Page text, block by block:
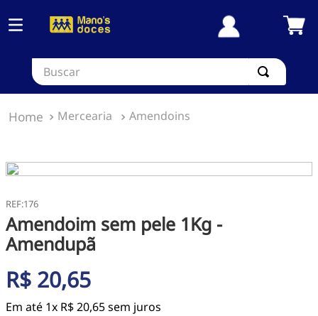
Buscar
Mercearia Amendoins
:176
Amendoim sem pele 1Kg -
Amendupã
R$ 20,65
Em até 1x R$20,65sem juros